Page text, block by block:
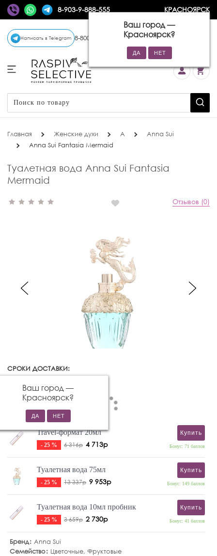
8-903-9-888-555 КРАСНОЯРСК
Ваш город —
Красноярск?
Написать в Telegram 8-800-770-72-34 (бесплатно)
Главная Женские духи A
Anna Sui
Anna Sui Fantasia Mermaid
Туалетная вода Anna Sui Fantasia
Mermaid
Отзывов (0)
СРОКИ ДОСТАВКИ:
Ваш город —
Красноярск?
Travel-формат 20мл
- 25 % 6 316р 4 713р
Купить
Бонус: 71 баллов
Туалетная вода 75мл
- 25 % 13 337р 9 953р
Купить
Бонус: 149 баллов
Туалетная вода 10мл пробник
- 25 % 3 659р 2 730р
Купить
Бонус: 41 баллов
Бренд Anna Sui
Семейство
Цветочные, Фруктовые